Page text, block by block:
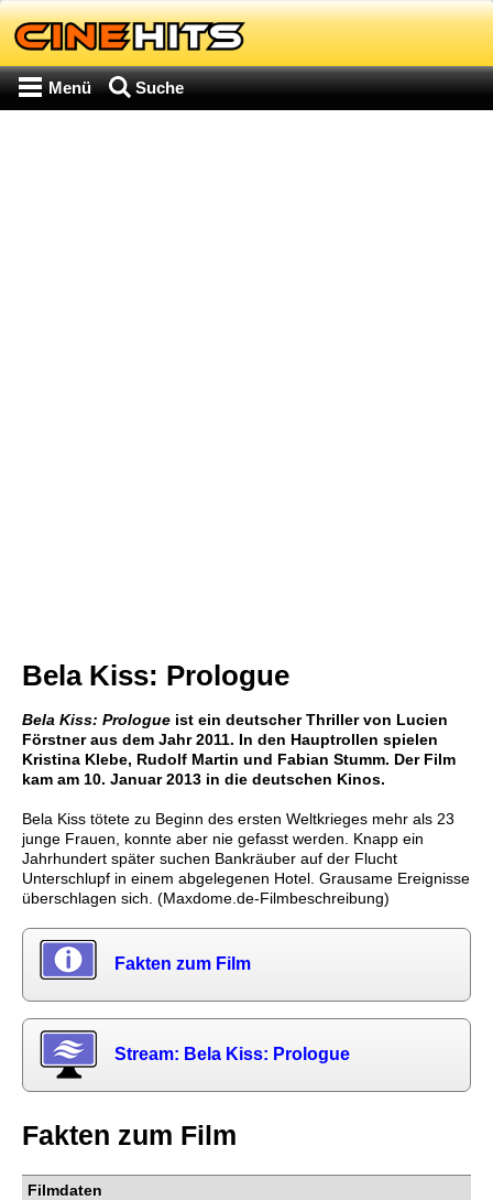
Menü Suche
Bela Kiss: Prologue
Bela Kiss: Prologue ist ein deutscher Thriller von Lucien
Förstner aus dem Jahr 2011. In den Hauptrollen spielen
Kristina Klebe, Rudolf Martin und Fabian Stumm. Der Film
kam am 10. Januar 2013 in die deutschen Kinos.
Bela Kiss tötete zu Beginn des ersten Weltkrieges mehr als 23
junge Frauen, konnte aber nie gefasst werden. Knapp ein
Jahrhundert später suchen Bankräuber auf der Flucht
Unterschlupf in einem abgelegenen Hotel. Grausame Ereignisse
überschlagen sich. (Maxdome.de-Filmbeschreibung)
Fakten zum Film
Stream: Bela Kiss: Prologue
Fakten zum Film
Filmdaten